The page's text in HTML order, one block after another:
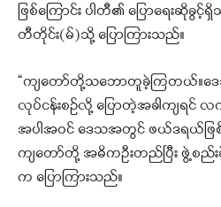
ဖြစ်ကြောင်း ပါတီ၏ ပြောရေးဆိုခွင့်
တီတိုင်း(မ်)သို့ ပြောကြားသည်။
“ကျတော်တို့သဘောတူခဲ့ကြတယ်။ဒေ
လုပ်ငန်းစဉ်လို့ ပြောတဲ့အခါကျရင် လက်ရှိ
အပါအဝင် ဒေသအတွင် ဖယ်ဒရယ်ဖြစ်
ကျတော်တို့ အဓိကဦးတည်ပြီး ဖွဲ့စည်းခဲ့
က ပြောကြားသည်။